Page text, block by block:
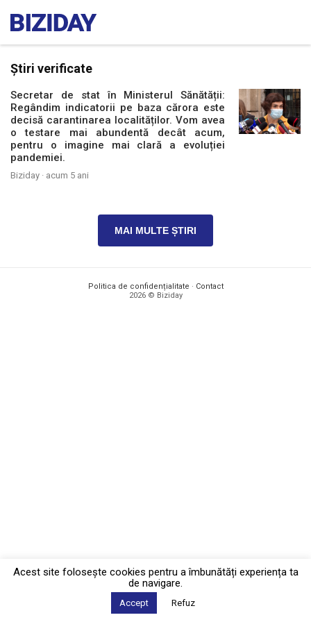
Știri verificate
Secretar de stat în Ministerul Sănătății:
Regândim indicatorii pe baza cărora este
decisă carantinarea localităților. Vom avea
o testare mai abundentă decât acum,
pentru o imagine mai clară a evoluției
pandemiei.
Biziday · acum 5 ani
MAI MULTE ȘTIRI
Politica de confidențialitate · Contact
2026 © Biziday
Acest site foloseşte cookies pentru a îmbunătăți experiența ta
de navigare.
Accept Refuz